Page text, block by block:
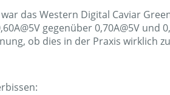
das Western Digital Caviar
gegenüber 0,70A@5V
ob dies in der Praxis wirklich